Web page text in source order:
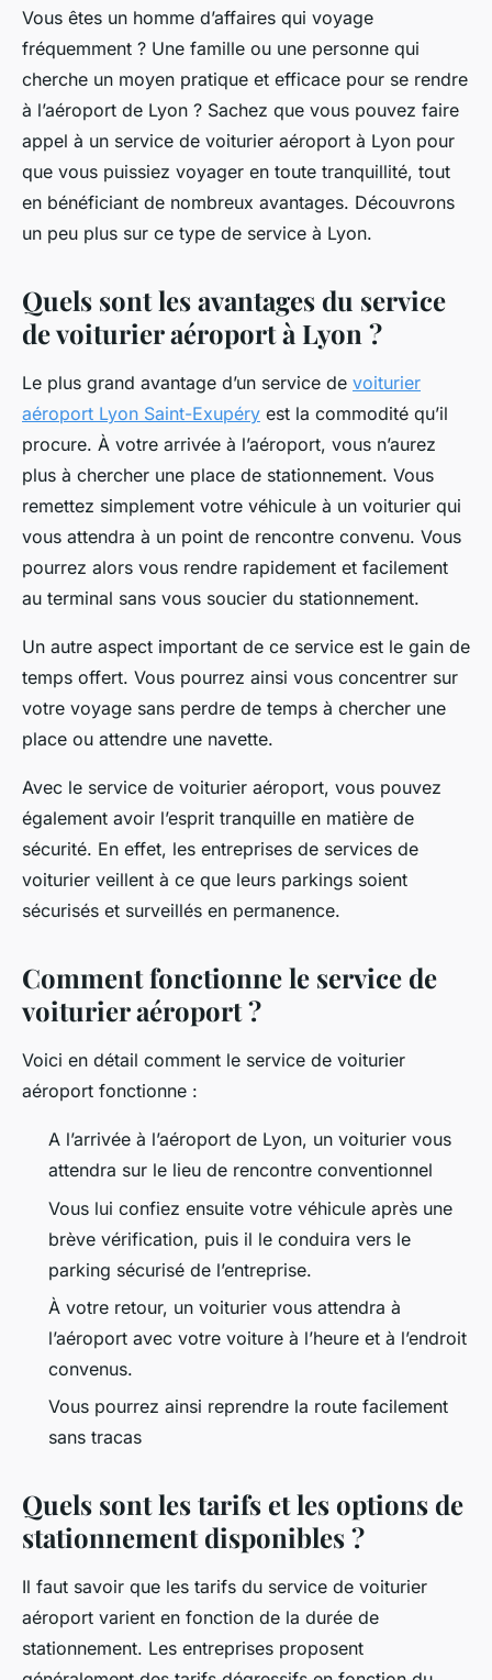
Quels sont les avantages d'un
service de voiturier aéroport à
Lyon ?
gilberte• 6 août 2023 •3 min de lecture
Vous êtes un homme d’affaires qui voyage
fréquemment ? Une famille ou une personne qui
cherche un moyen pratique et efficace pour se rendre
à l’aéroport de Lyon ? Sachez que vous pouvez faire
appel à un service de voiturier aéroport à Lyon pour
que vous puissiez voyager en toute tranquillité, tout
en bénéficiant de nombreux avantages. Découvrons
un peu plus sur ce type de service à Lyon.
Quels sont les avantages du service
de voiturier aéroport à Lyon ?
Le plus grand avantage d’un service de voiturier
aéroport Lyon Saint-Exupéry est la commodité qu’il
procure. À votre arrivée à l’aéroport, vous n’aurez
plus à chercher une place de stationnement. Vous
remettez simplement votre véhicule à un voiturier qui
vous attendra à un point de rencontre convenu. Vous
pourrez alors vous rendre rapidement et facilement
au terminal sans vous soucier du stationnement.
Un autre aspect important de ce service est le gain de
temps offert. Vous pourrez ainsi vous concentrer sur
votre voyage sans perdre de temps à chercher une
place ou attendre une navette.
Avec le service de voiturier aéroport, vous pouvez
également avoir l’esprit tranquille en matière de
sécurité. En effet, les entreprises de services de
voiturier veillent à ce que leurs parkings soient
sécurisés et surveillés en permanence.
Comment fonctionne le service de
voiturier aéroport ?
Voici en détail comment le service de voiturier
aéroport fonctionne :
A l’arrivée à l’aéroport de Lyon, un voiturier vous
attendra sur le lieu de rencontre conventionnel
Vous lui confiez ensuite votre véhicule après une
brève vérification, puis il le conduira vers le
parking sécurisé de l’entreprise.
À votre retour, un voiturier vous attendra à
l’aéroport avec votre voiture à l’heure et à l’endroit
convenus.
Vous pourrez ainsi reprendre la route facilement
sans tracas
Quels sont les tarifs et les options de
stationnement disponibles ?
Il faut savoir que les tarifs du service de voiturier
aéroport varient en fonction de la durée de
stationnement. Les entreprises proposent